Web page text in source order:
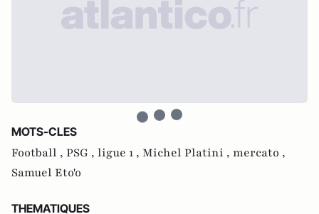
MOTS-CLES
Football , PSG , ligue 1 , Michel Platini , mercato ,
Samuel Eto'o
THEMATIQUES